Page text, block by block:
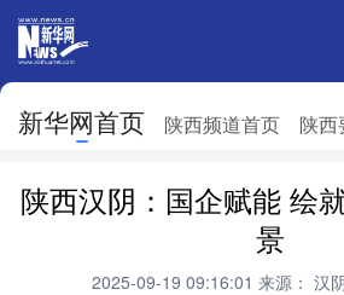
新华网首页 陕西频道首页 陕西
网站地图
北京 天津 河
辽宁 吉林 上
陕西汉阴：国企赋能 绘
景
2025-09-19 09:16:01 来源： 汉